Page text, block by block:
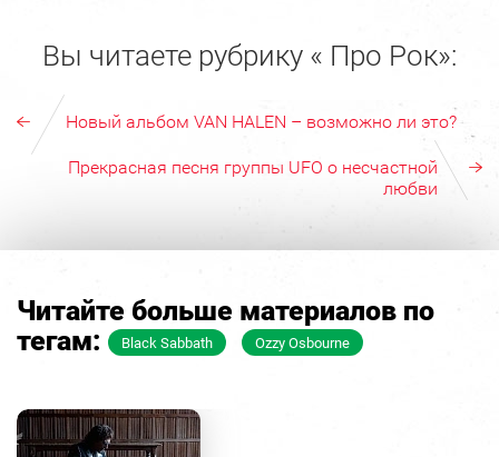
Вы читаете рубрику « Про Рок»:
Новый альбом VAN HALEN – возможно ли это?
Прекрасная песня группы UFO о несчастной
любви
Читайте больше материалов по
тегам:
Black Sabbath Ozzy Osbourne